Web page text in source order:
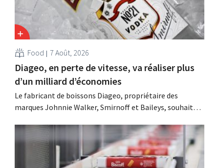
Food 7 Août, 2026
Diageo, en perte de vitesse, va réaliser plus
d’un milliard d’économies
Le fabricant de boissons Diageo, propriétaire des
marques Johnnie Walker, Smirnoff et Baileys, souhaite,
considérablement ses coûts tout en investissant dans la
croissance, notamment pour Guinness et les cocktails
prêts à boire.